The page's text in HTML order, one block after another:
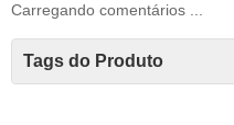
Carregando comentários ...
Tags do Produto